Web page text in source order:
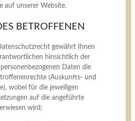
auf unserer Website.
BETROFFENEN
gewährt Ihnen
hinsichtlich der
Daten die
(Auskunfts- und
wobei für die jeweiligen
auf die angeführte
wird: